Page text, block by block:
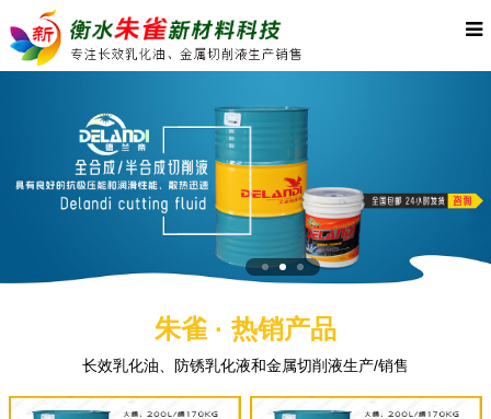
朱雀 · 热销产品
长效乳化油、防锈乳化液和金属切削液生产/销售